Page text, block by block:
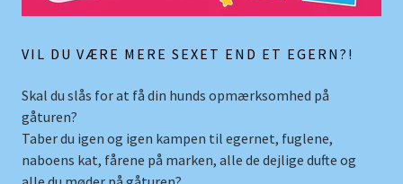
VIL DU VÆRE MERE SEXET END ET EGERN?!
Skal du slås for at få din hunds opmærksomhed på
gåturen?
Taber du igen og igen kampen til egernet, fuglene,
naboens kat, fårene på marken, alle de dejlige dufte og